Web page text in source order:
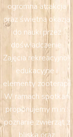
ogromna atrakcja
oraz świetna okazja
do nauki przez
doświadczenie.
Zajęcia rekreacyjno-
edukacyjne i
elementy zooterapii
W ramach spotkań
proponujemy m.in.:
poznanie zwierząt z